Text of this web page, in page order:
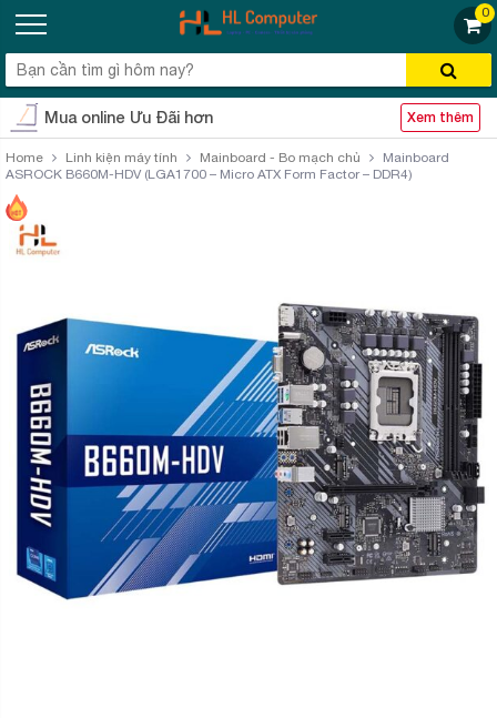
0
Mua online Ưu Đãi hơn Xem thêm
Home Linh kiện máy tính Mainboard - Bo mạch chủ
Mainboard
ASROCK B660M-HDV (LGA1700 – Micro ATX Form Factor – DDR4)